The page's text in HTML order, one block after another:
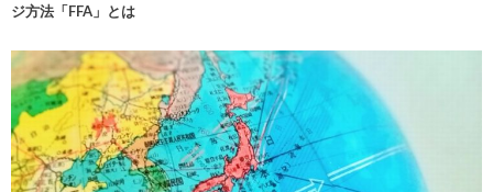
ジ方法「FFA」とは